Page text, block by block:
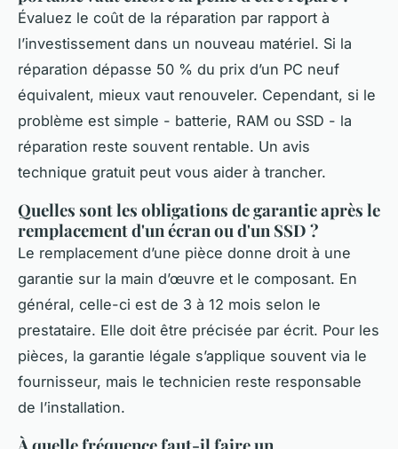
Évaluez le coût de la réparation par rapport à
l’investissement dans un nouveau matériel. Si la
réparation dépasse 50 % du prix d’un PC neuf
équivalent, mieux vaut renouveler. Cependant, si le
problème est simple - batterie, RAM ou SSD - la
réparation reste souvent rentable. Un avis
technique gratuit peut vous aider à trancher.
Quelles sont les obligations de garantie après le
remplacement d'un écran ou d'un SSD ?
Le remplacement d’une pièce donne droit à une
garantie sur la main d’œuvre et le composant. En
général, celle-ci est de 3 à 12 mois selon le
prestataire. Elle doit être précisée par écrit. Pour les
pièces, la garantie légale s’applique souvent via le
fournisseur, mais le technicien reste responsable
de l’installation.